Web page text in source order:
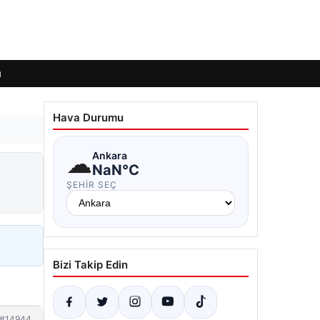
Hava Durumu
☁Ankara
NaN°C
ŞEHIR SEÇ
Bizi Takip Edin